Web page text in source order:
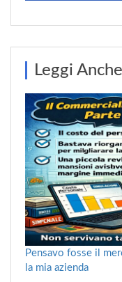
Leggi
Pensavo fosse il
la mia azienda